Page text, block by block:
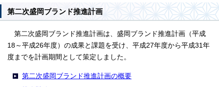
第二次盛岡ブランド推進計画
第二次盛岡ブランド推進計画は、盛岡ブランド推進計画（平成
18～平成26年度）の成果と課題を受け、平成27年度から平成31年
度までを計画期間として策定しました。
第二次盛岡ブランド推進計画の概要